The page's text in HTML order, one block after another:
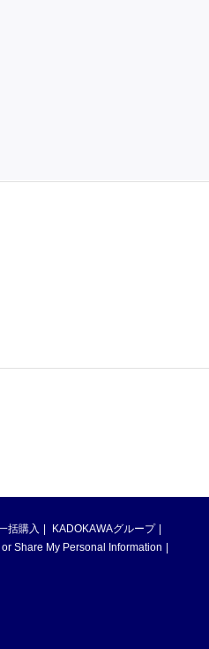
括購入
KADOKAWAグループ
Share My Personal Information